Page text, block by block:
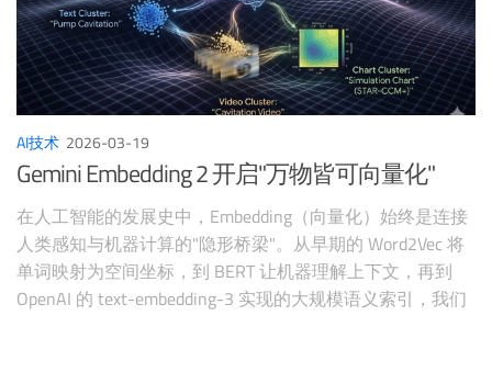
High-dimensional Object Representation，高维对象表示张
量） 的 AI 框架。 这个框架的出现，让过去需要超级计算机
满负荷运转数周才能勉强算出近似值的复杂物理方程式，在
短短几秒钟内就能得到极其精准的直接解答。运算速度飙升
了 400 倍以上！这不仅仅是计算速度的量变，更是物理学
和材料科学研究范式的彻底颠覆。 今天，我们就来深度硬
核扒一扒，这个号称"秒解百年物理学难题"的 THOR AI，究
AI技术 2026-03-19
Gemini Embedding 2 开启"万物皆可向量化"
在人工智能的发展史中，Embedding（向量化）始终是连接
人类感知与机器计算的"隐形桥梁"。从早期的 Word2Vec 将
单词映射为空间坐标，到 BERT 让机器理解上下文，再到
OpenAI 的 text-embedding-3 实现的大规模语义索引，我们